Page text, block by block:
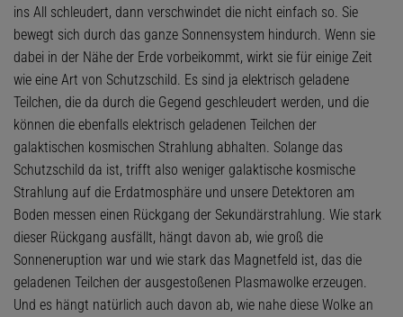
ins All schleudert, dann verschwindet die nicht einfach so. Sie
bewegt sich durch das ganze Sonnensystem hindurch. Wenn sie
dabei in der Nähe der Erde vorbeikommt, wirkt sie für einige Zeit
wie eine Art von Schutzschild. Es sind ja elektrisch geladene
Teilchen, die da durch die Gegend geschleudert werden, und die
können die ebenfalls elektrisch geladenen Teilchen der
galaktischen kosmischen Strahlung abhalten. Solange das
Schutzschild da ist, trifft also weniger galaktische kosmische
Strahlung auf die Erdatmosphäre und unsere Detektoren am
Boden messen einen Rückgang der Sekundärstrahlung. Wie stark
dieser Rückgang ausfällt, hängt davon ab, wie groß die
Sonneneruption war und wie stark das Magnetfeld ist, das die
geladenen Teilchen der ausgestoßenen Plasmawolke erzeugen.
Und es hängt natürlich auch davon ab, wie nahe diese Wolke an